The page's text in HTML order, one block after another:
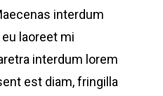
interdum
laoreet mi
interdum lorem
est diam, fringilla